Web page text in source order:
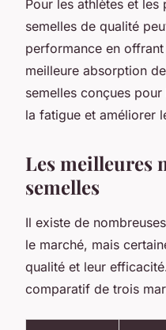
Pour les athlètes et les
semelles de qualité
performance en
meilleure absorption
semelles conçues
la fatigue et améliorer
Les meilleures
semelles
Il existe de
le marché, mais
qualité et leur
comparatif de trois